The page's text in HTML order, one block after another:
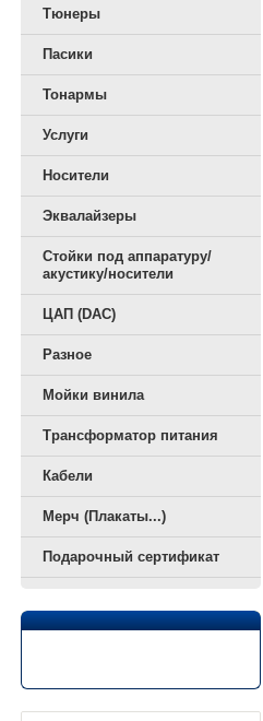
Тюнеры
Пасики
Тонармы
Услуги
Носители
Эквалайзеры
Стойки под аппаратуру/
акустику/носители
ЦАП (DAC)
Разное
Мойки винила
Трансформатор питания
Кабели
Мерч (Плакаты...)
Подарочный сертификат